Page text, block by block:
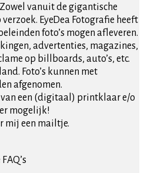
vanuit de gigantische
EyeDea Fotografie heeft
foto’s mogen afleveren.
advertenties, magazines,
op billboards, auto’s, etc.
Foto’s kunnen met
afgenomen.
van een (digitaal) printklaar e/o
mogelijk!
mij een mailtje.